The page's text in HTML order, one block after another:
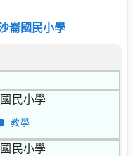
崙國民小學
民小學
教學
民小學